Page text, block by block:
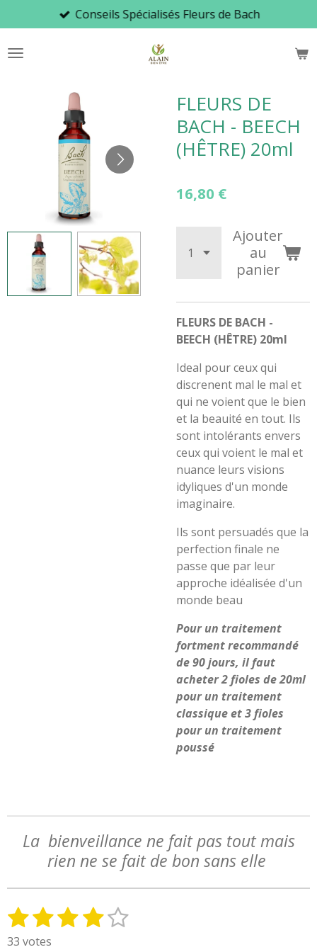
au
contenu
Conseils Spécialisés Fleurs de Bach
FLEURS DE
BACH - BEECH
(HÊTRE) 20ml
16,80 €
Ajouter
au
panier
FLEURS DE BACH -
BEECH (HÊTRE) 20ml
Ideal pour ceux qui
discrenent mal le mal et
qui ne voient que le bien
et la beauité en tout. Ils
sont intolérants envers
ceux qui voient le mal et
nuance leurs visions
idyliques d'un monde
imaginaire.
Ils sont persuadés que la
perfection finale ne
passe que par leur
approche idéalisée d'un
monde beau
Pour un traitement
fortment recommandé
de 90 jours, il faut
acheter 2 fioles de 20ml
pour un traitement
classique et 3 fioles
pour un traitement
poussé
La bienveillance ne fait pas tout mais
rien ne se fait de bon sans elle
É
v
a
1
é
2
é
3 4 5
E
33 votes